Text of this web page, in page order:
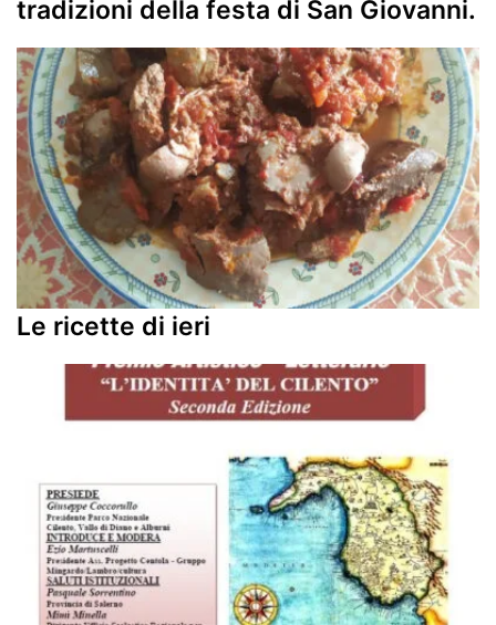
tradizioni della festa di San Giovanni.
Le ricette di ieri